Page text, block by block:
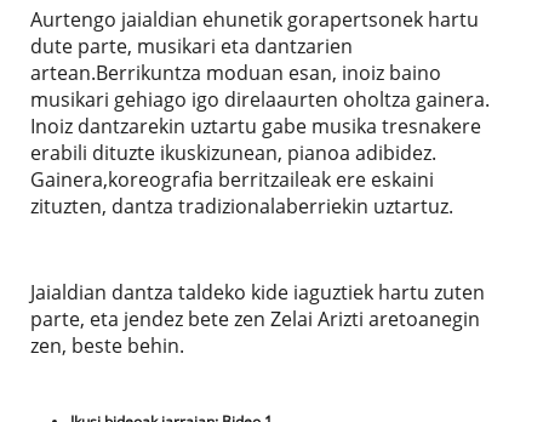
Aurtengo jaialdian ehunetik gorapertsonek hartu
dute parte, musikari eta dantzarien
artean.Berrikuntza moduan esan, inoiz baino
musikari gehiago igo direlaaurten oholtza gainera.
Inoiz dantzarekin uztartu gabe musika tresnakere
erabili dituzte ikuskizunean, pianoa adibidez.
Gainera,koreografia berritzaileak ere eskaini
zituzten, dantza tradizionalaberriekin uztartuz.
Jaialdian dantza taldeko kide iaguztiek hartu zuten
parte, eta jendez bete zen Zelai Arizti aretoanegin
zen, beste behin.